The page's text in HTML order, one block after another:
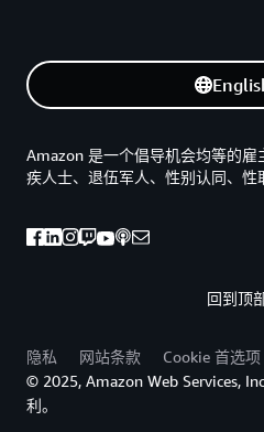
回到顶
Amazon 是一个倡导机会均等的
疾人士、退伍军人、性别认同、性
隐私 网站条款
Cookie 首选项
© 2025, Amazon Web Services,
利。